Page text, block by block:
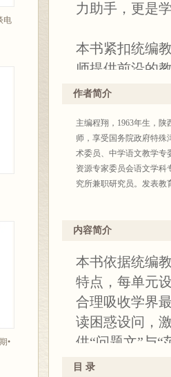
电
•
力助手，更是
本书紧扣统编
师提供前沿的
设计，切实提
作者简介
主编程翔，1963年生，
师，享受国务院政府特殊
术委员、中学语文教学专
资源专家委员会语文学科
究所兼职研究员。发表教
内容简介
本书依据统编
特点，每单元
合理吸收学界
读困惑设问，
供“问题文”与“
发引导，突出
目 录